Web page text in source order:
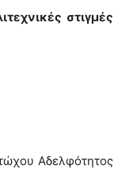
στιγμές
Αδελφότητος